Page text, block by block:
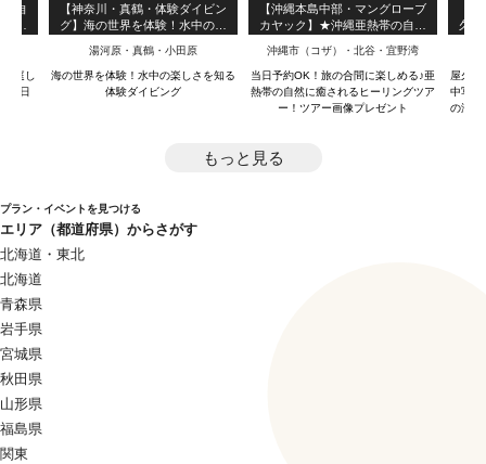
の自
の庭し
一日
【神奈川・真鶴・体験ダイビン
グ】海の世界を体験！水中の楽
湯河原・真鶴・小田原
海の世界を体験！水中の楽しさを知る
体験ダイビング
【沖縄本島中部・マングローブ
カヤック】★沖縄亜熱帯の自然
★２歳～参加OK★快適新施設★
写真データ無料プレゼント
沖縄市（コザ）・北谷・宜野湾
当日予約OK！旅の合間に楽しめる♪亜
熱帯の自然に癒されるヒーリングツア
ー！ツアー画像プレゼント
久島
屋久島
中写真
の海を
もっと見る
プラン・イベントを見つける
エリア（都道府県）からさがす
北海道・東北
北海道
青森県
岩手県
宮城県
秋田県
山形県
福島県
関東